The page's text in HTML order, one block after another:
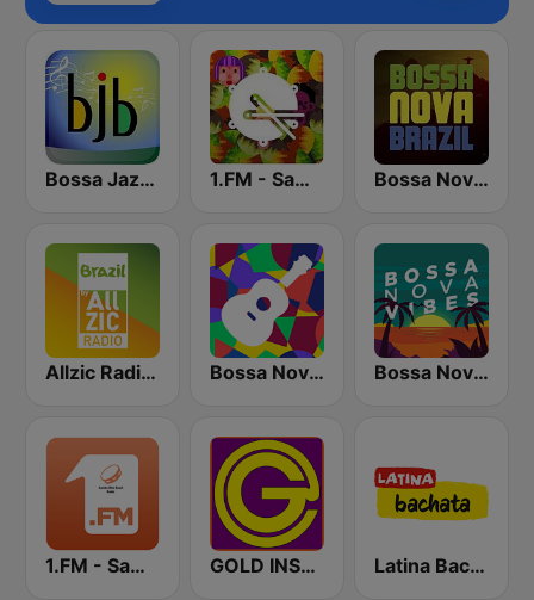
Bossa Jazz Brasil 1.FM - Samba Hits Brazil Radio Bossa Nova Brazil
Allzic Radio BRAZIL Bossa Nova Hits Radio Bossa Nova Vibes
1.FM - Samba Hits Brazil GOLD INSTRUMENTAL Latina Bachata